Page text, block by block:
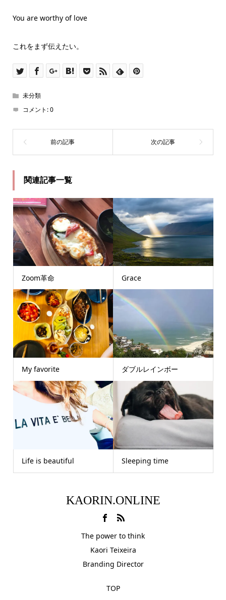
You are worthy of love
これをまず伝えたい。
未分類
コメント:0
関連記事一覧
Zoom革命 Grace
My favorite ダブルレインボー
Life is beautiful Sleeping time
KAORIN.ONLINE
The power to think
Kaori Teixeira
Branding Director
TOP